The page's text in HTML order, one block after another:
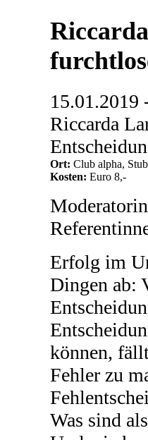
15.01.2019
Riccarda
Ort: Club alpha,
Kosten: Euro 8,-
Erfolg im
Dingen ab:
können,
Fehler zu
Was sind